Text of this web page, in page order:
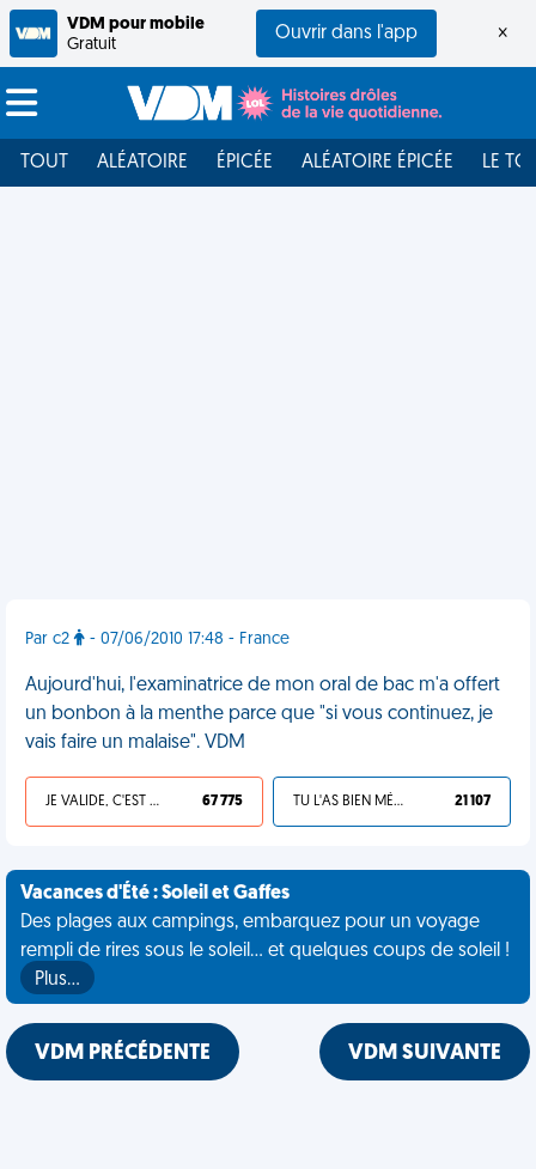
VDM pour mobile
Gratuit
Ouvrir dans l'app ×
TOUT ALÉATOIRE ÉPICÉE ALÉATOIRE ÉPICÉE LE
Par c2 - 07/06/2010 17:48 - France
Aujourd'hui, l'examinatrice de mon oral de bac m'a offert
un bonbon à la menthe parce que "si vous continuez, je
vais faire un malaise". VDM
JE VALIDE, C'EST UNE VDM 67 775 TU L'AS BIEN MÉRITÉ 21 107
Vacances d'Été : Soleil et Gaffes
Des plages aux campings, embarquez pour un voyage
rempli de rires sous le soleil... et quelques coups de soleil !
Plus…
VDM PRÉCÉDENTE VDM SUIVANTE